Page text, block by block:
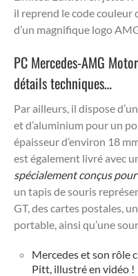
il reprend le code couleur
d’un magnifique logo
PC Mercedes-AMG
détails techniques…
Par ailleurs, il dispose
et d’aluminium pour un
épaisseur d’environ 18
est également livré avec
spécialement conçus
un tapis de souris
GT, des cartes postales,
portable, ainsi qu’une
Mercedes et son rôle
Pitt, illustré en vidéo !